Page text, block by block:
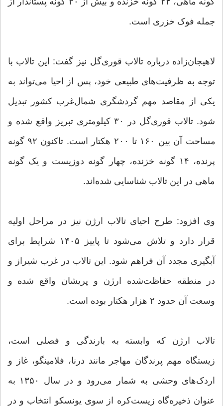
جمله فوک خزری است.
لاهیجان‌زاده درباره تالاب قوری‌گل نیز گفت: این تالاب با
توجه به ظرفیت‌های طبیعی خود، پس از احیا می‌تواند به
یکی از مقاصد مهم گردشگری شمال‌غرب کشور تبدیل
شود. تالاب قوری‌گل در ۳۰ کیلومتری تبریز واقع شده و
مساحت آن بین ۱۶۰ تا ۲۰۰ هکتار است. تاکنون ۹۲ گونه
پرنده، ۱۴ گونه خزنده، چهار گونه دوزیست و یک گونه
ماهی در این تالاب شناسایی شده‌اند.
وی افزود: طرح احیای تالاب ارژن نیز در مراحل اولیه
قرار دارد و تلاش می‌شود تا پاییز ۱۴۰۵ شرایط برای
آبگیری مجدد آن فراهم شود. این تالاب در غرب شیراز و
در منطقه حفاظت‌شده ارژن و پریشان واقع شده و
وسعت آن حدود ۲ هزار هکتار بوده است.
تالاب ارژن که وابسته به بارندگی و فصلی است،
زیستگاه مهم پرندگان مهاجر مانند درنا، فلامینگو، غاز و
اردک‌های وحشی به شمار می‌رود و در سال ۱۳۵۰ به
عنوان ذخیره‌گاه زیست‌کره از سوی یونسکو انتخاب و در